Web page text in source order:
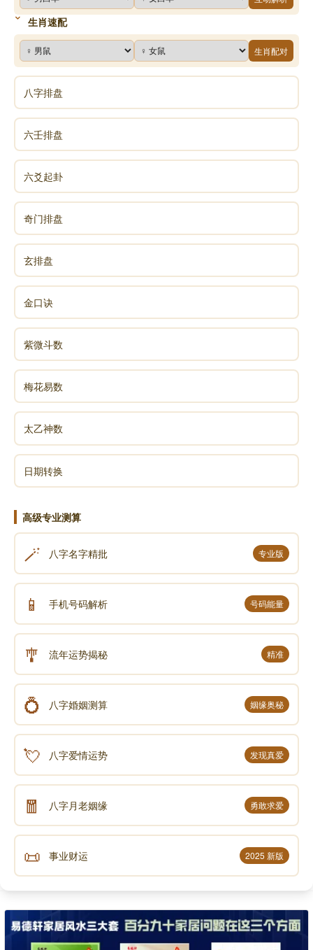
生肖速配
生肖配对
八字排盘
六壬排盘
六爻起卦
奇门排盘
玄排盘
金口诀
紫微斗数
梅花易数
太乙神数
日期转换
高级专业测算
🪄 八字名字精批 专业版
📱 手机号码解析 号码能量
🎐 流年运势揭秘 精准
💍 八字婚姻测算 姻缘奥秘
💘 八字爱情运势 发现真爱
🧧 八字月老姻缘 勇敢求爱
📜 事业财运 2025 新版